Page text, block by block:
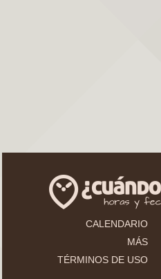
CALENDARIO
MÁS
TÉRMINOS DE USO